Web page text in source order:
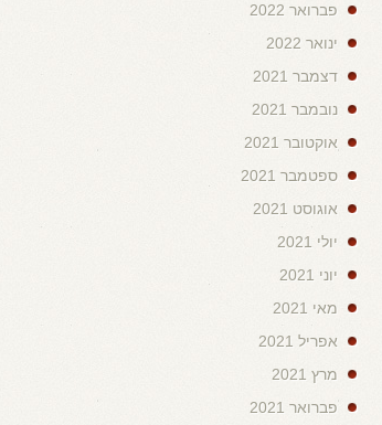
פברואר 2022
ינואר 2022
דצמבר 2021
נובמבר 2021
אוקטובר 2021
ספטמבר 2021
אוגוסט 2021
יולי 2021
יוני 2021
מאי 2021
אפריל 2021
מרץ 2021
פברואר 2021